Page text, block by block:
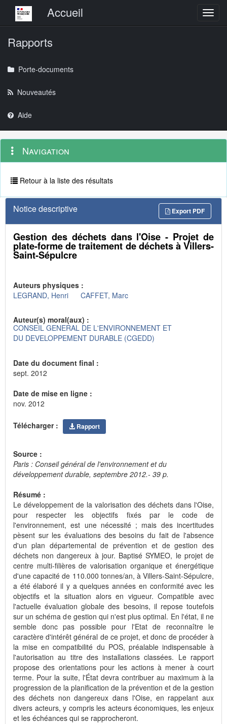
Menu principalAccueil
Rapports
Porte-documents
Nouveautés
Aide
Navigation
outils
Menu
contextuel
Navigation
Retour à la liste des résultats
Notice descriptive Export PDF
Gestion des déchets dans l'Oise - Projet de
plate-forme de traitement de déchets à Villers-
Saint-Sépulcre
Auteurs physiques :
LEGRAND, Henri
CAFFET, Marc
Auteur(s) moral(aux) :
CONSEIL GENERAL DE L'ENVIRONNEMENT ET
DU DEVELOPPEMENT DURABLE (CGEDD)
Date du document final :
sept. 2012
Date de mise en ligne :
nov. 2012
Télécharger : Rapport
Source :
Paris : Conseil général de l'environnement et du
développement durable, septembre 2012.- 39 p.
Résumé :
Le développement de la valorisation des déchets dans l'Oise,
pour respecter les objectifs fixés par le code de
l'environnement, est une nécessité ; mais des incertitudes
pèsent sur les évaluations des besoins du fait de l'absence
d'un plan départemental de prévention et de gestion des
déchets non dangereux à jour. Baptisé SYMEO, le projet de
centre multi-filières de valorisation organique et énergétique
d'une capacité de 110.000 tonnes/an, à Villers-Saint-Sépulcre,
a été élaboré il y a quelques années en conformité avec les
objectifs et la situation alors en vigueur. Compatible avec
l'actuelle évaluation globale des besoins, il repose toutefois
sur un schéma de gestion qui n'est plus optimal. En l'état, il ne
semble donc pas possible pour l'Etat de reconnaître le
caractère d'intérêt général de ce projet, et donc de procéder à
la mise en compatibilité du POS, préalable indispensable à
l'autorisation au titre des installations classées. Le rapport
propose des orientations pour les actions à mener à court
terme. Pour la suite, l'État devra contribuer au maximum à la
progression de la planification de la prévention et de la gestion
des déchets non dangereux dans l'Oise, en rappelant aux
divers acteurs, y compris les acteurs économiques, les enjeux
et les échéances qui se rapprocheront.